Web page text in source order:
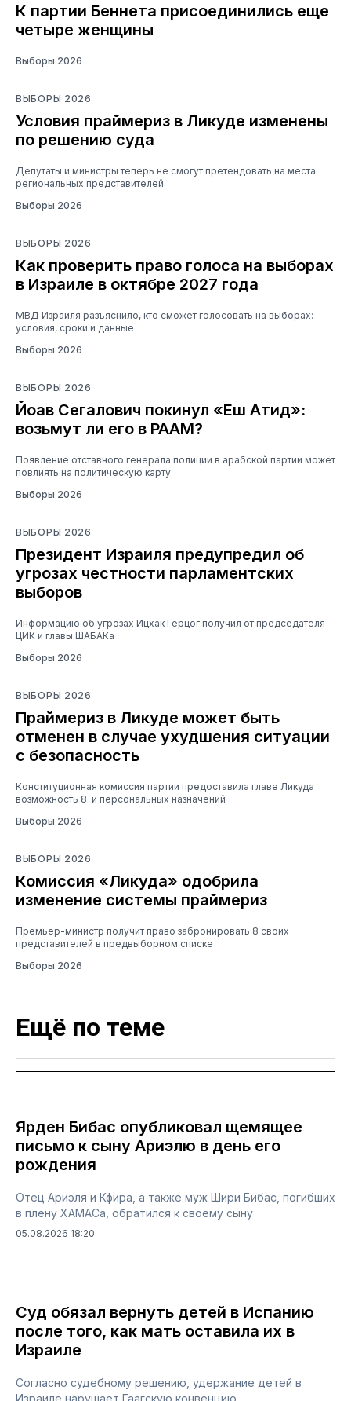
К партии Беннета присоединились еще
четыре женщины
Выборы 2026
ВЫБОРЫ 2026
Условия праймериз в Ликуде изменены
по решению суда
Депутаты и министры теперь не смогут претендовать на места
региональных представителей
Выборы 2026
ВЫБОРЫ 2026
Как проверить право голоса на выборах
в Израиле в октябре 2027 года
МВД Израиля разъяснило, кто сможет голосовать на выборах:
условия, сроки и данные
Выборы 2026
ВЫБОРЫ 2026
Йоав Сегалович покинул «Еш Атид»:
возьмут ли его в РААМ?
Появление отставного генерала полиции в арабской партии может
повлиять на политическую карту
Выборы 2026
ВЫБОРЫ 2026
Президент Израиля предупредил об
угрозах честности парламентских
выборов
Информацию об угрозах Ицхак Герцог получил от председателя
ЦИК и главы ШАБАКа
Выборы 2026
ВЫБОРЫ 2026
Праймериз в Ликуде может быть
отменен в случае ухудшения ситуации
с безопасность
Конституционная комиссия партии предоставила главе Ликуда
возможность 8-и персональных назначений
Выборы 2026
ВЫБОРЫ 2026
Комиссия «Ликуда» одобрила
изменение системы праймериз
Премьер-министр получит право забронировать 8 своих
представителей в предвыборном списке
Выборы 2026
Ещё по теме
Ярден Бибас опубликовал щемящее
письмо к сыну Ариэлю в день его
рождения
Отец Ариэля и Кфира, а также муж Шири Бибас, погибших
в плену ХАМАСа, обратился к своему сыну
05.08.2026 18:20
Суд обязал вернуть детей в Испанию
после того, как мать оставила их в
Израиле
Согласно судебному решению, удержание детей в
Израиле нарушает Гаагскую конвенцию